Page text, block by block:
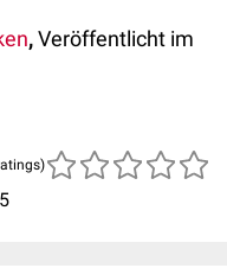
,Veröffentlicht im